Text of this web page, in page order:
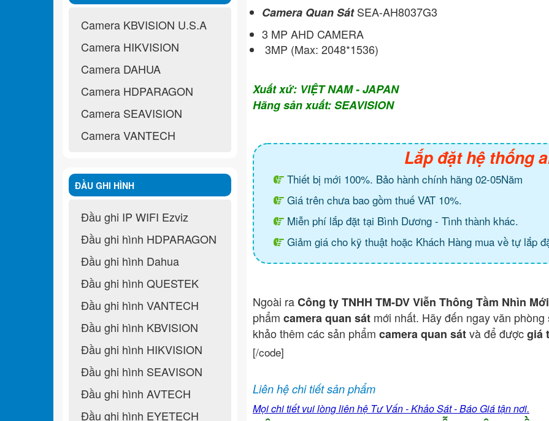
Camera Quan SátSEA-AH8037G3
3 MP AHD CAMERA
3MP (Max: 2048*1536)
Xuất xứ: VIỆT NAM - JAPAN
Hãng sản xuất: SEAVISION
Lắp đặt hệ thống
Thiết bị mới 100%. Bảo hành chính hãng 02-05Năm
Giá trên chưa bao gồm thuế VAT 10%.
Miễn phí lắp đặt tại Bình Dương - Tình thành khác.
Giảm giá cho kỹ thuật hoặc Khách Hàng mua về tự lắp
Ngoài raCông ty TNHH TM-DV Viễn Thông Tầm Nhìn Mới
phẩm camera quan sát mới nhất. Hãy đến ngay văn
khảo thêm các sản phẩm camera quan sátvà để đượcgiá
[/code]
Liên hệ chi tiết sản phẩm
Mọi chi tiết vui lòng liên hệ Tư Vấn - Khảo Sát - Báo Giá tận nơi.
Camera KBVISION U.S.A
Camera HIKVISION
Camera DAHUA
Camera HDPARAGON
Camera SEAVISION
Camera VANTECH
ĐẦU GHI HÌNH
Đầu ghi IP WIFI Ezviz
Đầu ghi hình HDPARAGON
Đầu ghi hình Dahua
Đầu ghi hình QUESTEK
Đầu ghi hình VANTECH
Đầu ghi hình KBVISION
Đầu ghi hình HIKVISION
Đầu ghi hình SEAVISON
Đầu ghi hình AVTECH
Đầu ghi hình EYETECH